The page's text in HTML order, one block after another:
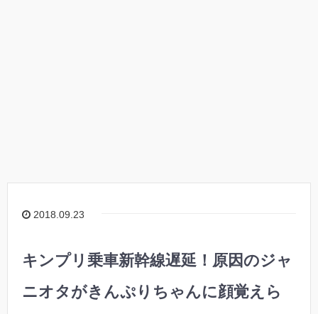
2018.09.23
キンプリ乗車新幹線遅延！原因のジャ
ニオタがきんぷりちゃんに顔覚えら